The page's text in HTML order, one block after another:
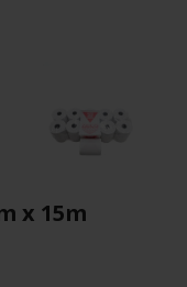
x 15m